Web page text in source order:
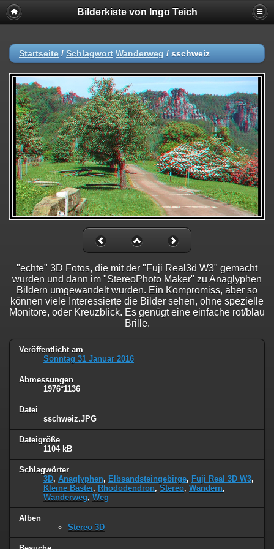
Bilderkiste von Ingo Teich
Startseite / Schlagwort Wanderweg / sschweiz
"echte" 3D Fotos, die mit der "Fuji Real3d W3" gemacht
wurden und dann im "StereoPhoto Maker" zu Anaglyphen
Bildern umgewandelt wurden. Ein Kompromiss, aber so
können viele Interessierte die Bilder sehen, ohne spezielle
Monitore, oder Kreuzblick. Es genügt eine einfache rot/blau
Brille.
Veröffentlicht am
Sonntag 31 Januar 2016
Abmessungen
1976*1136
Datei
sschweiz.JPG
Dateigröße
1104 kB
Schlagwörter
3D, Anaglyphen, Elbsandsteingebirge, Fuji Real 3D W3,
Kleine Bastei, Rhododendron, Stereo, Wandern,
Wanderweg, Weg
Alben
Stereo 3D